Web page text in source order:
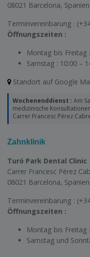
08021 Barcelona, Spanien
Terminvereinbarung :
Öffnungszeiten :
Montag bis Freitag :
Samstag : 10:00 –
Standort auf Google
Wochenenddienst : Am
medizinische
Carrer Francesc Pérez
Zahnklinik
Turó Park Dental Clinic
Carrer Francesc Pérez
08021 Barcelona, Spanien
Terminvereinbarung :
Öffnungszeiten :
Montag bis Freitag :
Samstag und